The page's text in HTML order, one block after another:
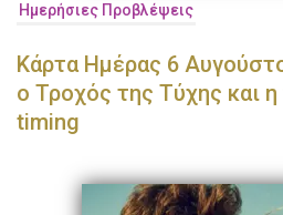
Ημερήσιες Προβλέψεις
Κάρτα Ημέρας 6
ο Τροχός της Τύχης και
timing